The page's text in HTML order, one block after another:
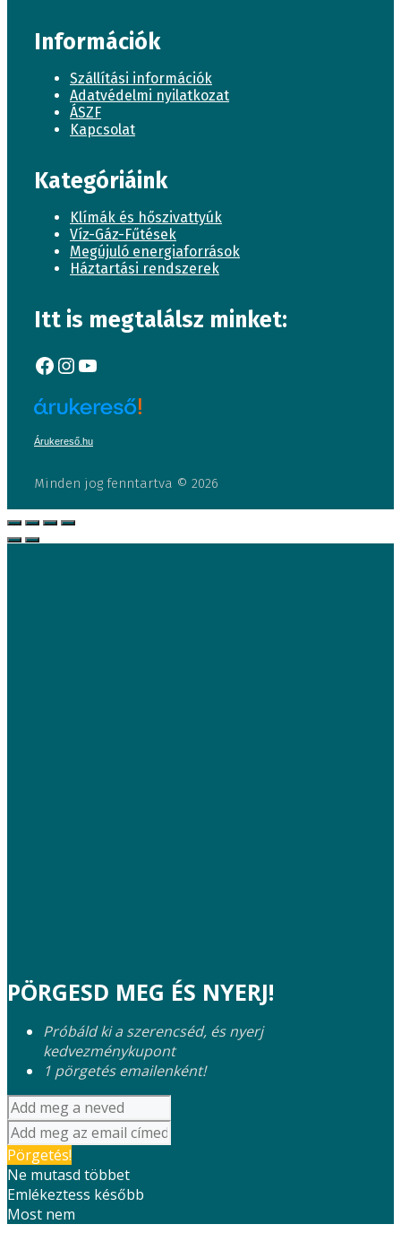
Információk
Szállítási információk
Adatvédelmi nyilatkozat
ÁSZF
Kapcsolat
Kategóriáink
Klímák és hőszivattyúk
Víz-Gáz-Fűtések
Megújuló energiaforrások
Háztartási rendszerek
Itt is megtalálsz minket:
Facebook
Instagram
YouTube
Árukereső.hu
Minden jog fenntartva © 2026
PÖRGESD MEG ÉS NYERJ!
Próbáld ki a szerencséd, és nyerj
kedvezménykupont
1 pörgetés emailenként!
Pörgetés!
Ne mutasd többet
Emlékeztess később
Most nem